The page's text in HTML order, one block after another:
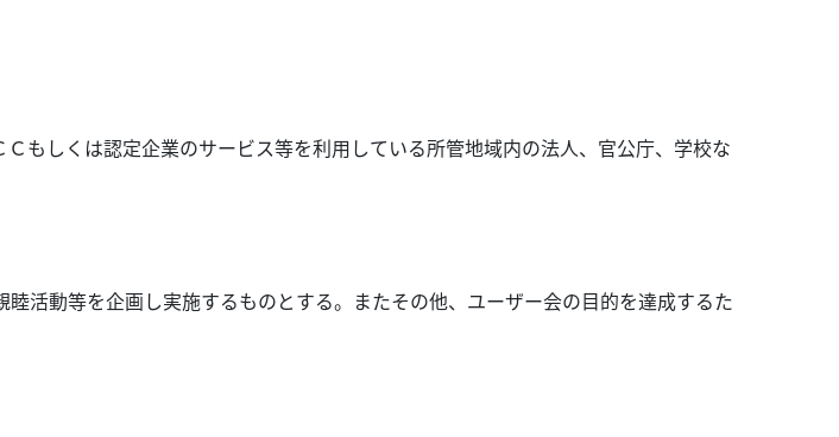
もしくは認定企業のサービス等を利用している所管地域内の法人、官公庁、学校な
活動等を企画し実施するものとする。またその他、ユーザー会の目的を達成するた